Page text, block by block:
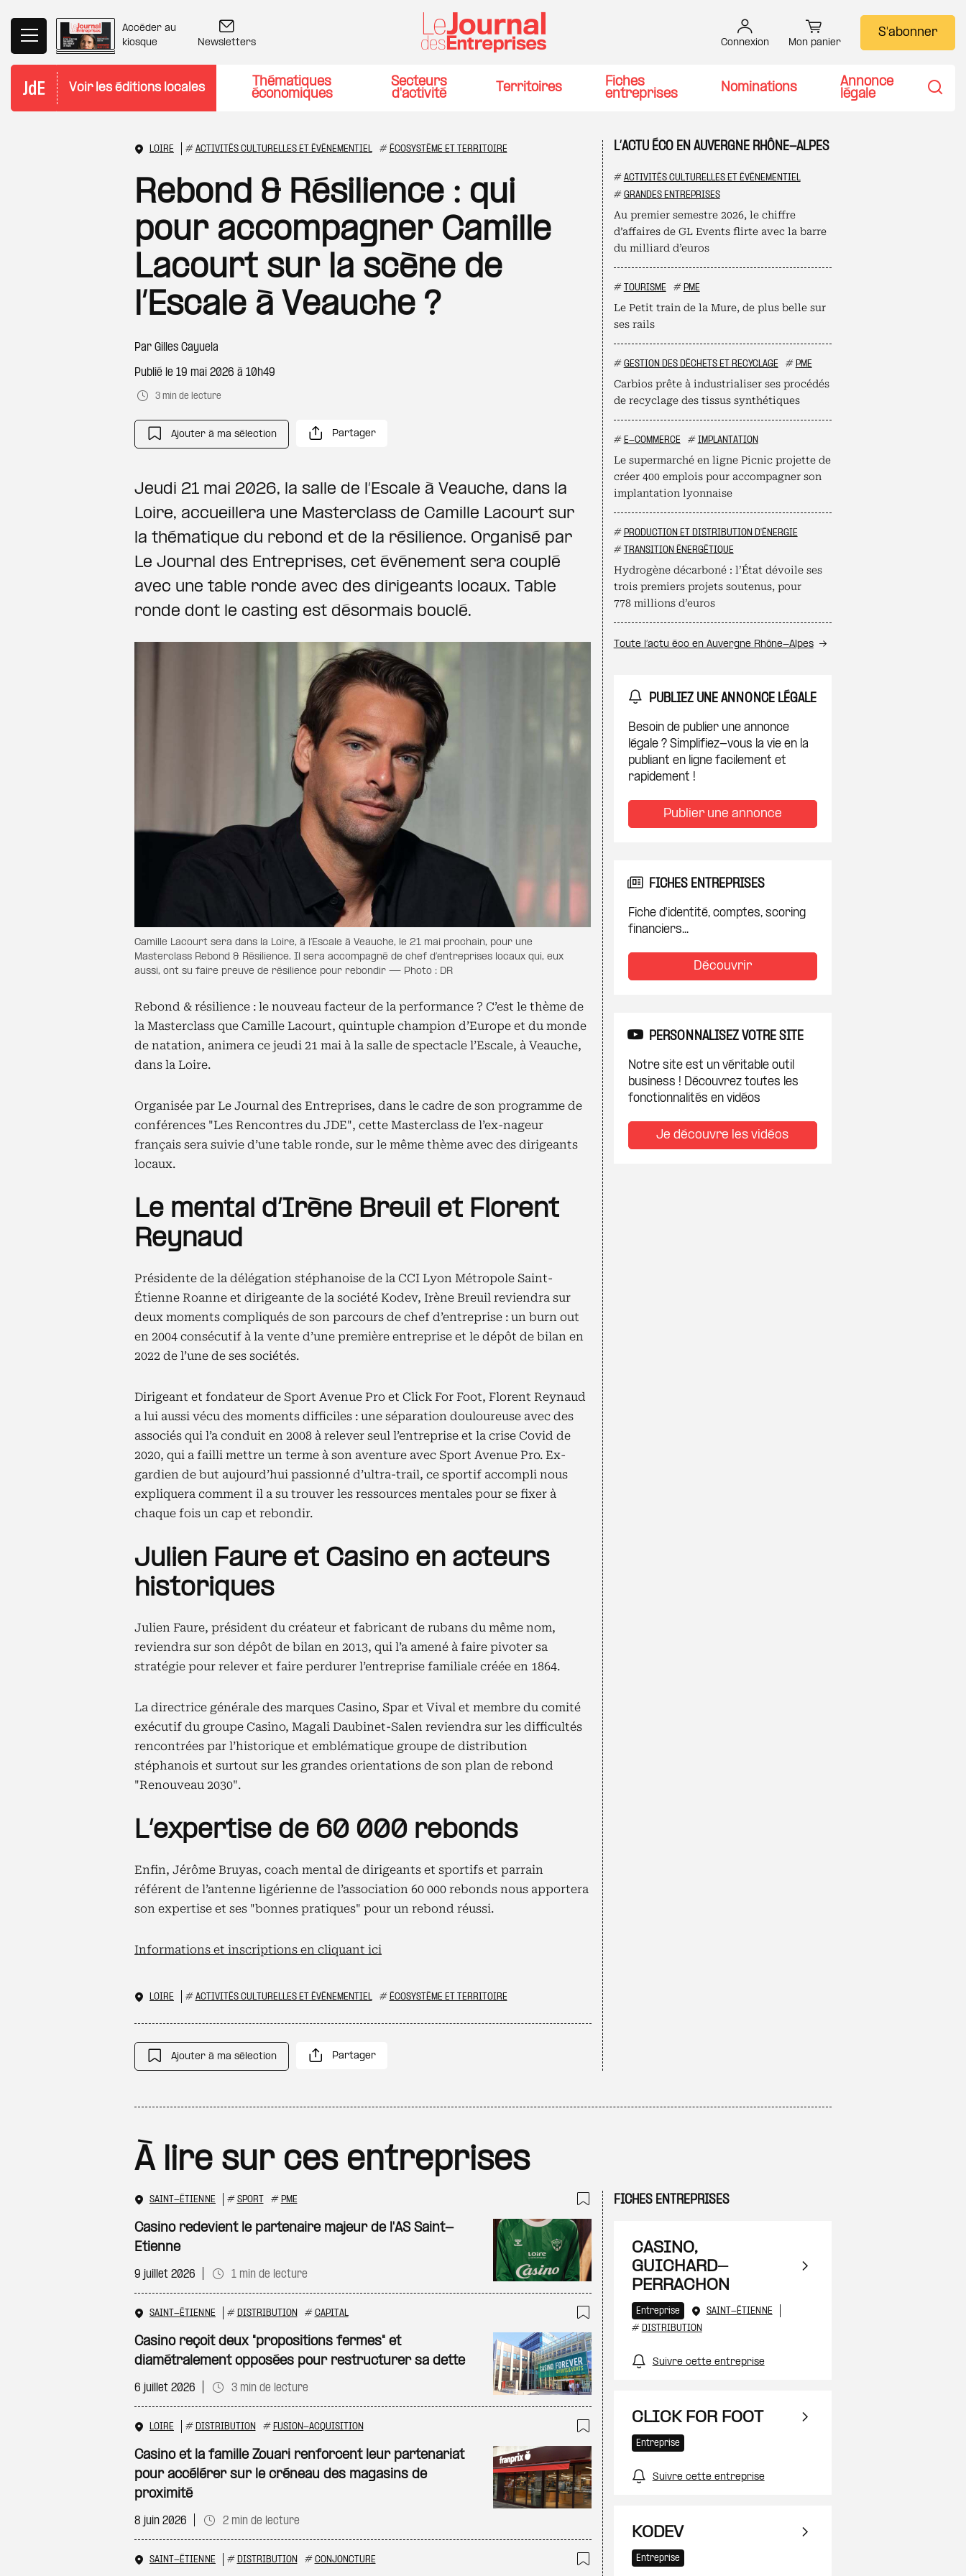
Accéder au
kiosque
Newsletters Connexion Mon panier
S'abonner
Voir les éditions locales
Thématiques
économiques
Secteurs
d'activité
Territoires
Fiches
entreprises
Nominations
Annonce
légale
LOIRE # ACTIVITÉS CULTURELLES ET ÉVÉNEMENTIEL # ÉCOSYSTÈME ET TERRITOIRE
Rebond & Résilience : qui
pour accompagner Camille
Lacourt sur la scène de
l’Escale à Veauche ?
Par Gilles Cayuela
Publié le 19 mai 2026 à 10h49
3 min de lecture
Ajouter à ma sélection Partager
Jeudi 21 mai 2026, la salle de l’Escale à Veauche, dans la
Loire, accueillera une Masterclass de Camille Lacourt sur
la thématique du rebond et de la résilience. Organisé par
Le Journal des Entreprises, cet événement sera couplé
avec une table ronde avec des dirigeants locaux. Table
ronde dont le casting est désormais bouclé.
Camille Lacourt sera dans la Loire, à l’Escale à Veauche, le 21 mai prochain, pour une
Masterclass Rebond & Résilience. Il sera accompagné de chef d’entreprises locaux qui, eux
aussi, ont su faire preuve de résilience pour rebondir — Photo : DR
Rebond & résilience : le nouveau facteur de la performance ? C’est le thème de
la Masterclass que Camille Lacourt, quintuple champion d’Europe et du monde
de natation, animera ce jeudi 21 mai à la salle de spectacle l’Escale, à Veauche,
dans la Loire.
Organisée par Le Journal des Entreprises, dans le cadre de son programme de
conférences "Les Rencontres du JDE", cette Masterclass de l’ex-nageur
français sera suivie d’une table ronde, sur le même thème avec des dirigeants
locaux.
Le mental d’Irène Breuil et Florent
Reynaud
Présidente de la délégation stéphanoise de la CCI Lyon Métropole Saint-
Étienne Roanne et dirigeante de la société Kodev, Irène Breuil reviendra sur
deux moments compliqués de son parcours de chef d’entreprise : un burn out
en 2004 consécutif à la vente d’une première entreprise et le dépôt de bilan en
2022 de l’une de ses sociétés.
Dirigeant et fondateur de Sport Avenue Pro et Click For Foot, Florent Reynaud
a lui aussi vécu des moments difficiles : une séparation douloureuse avec des
associés qui l’a conduit en 2008 à relever seul l’entreprise et la crise Covid de
2020, qui a failli mettre un terme à son aventure avec Sport Avenue Pro. Ex-
gardien de but aujourd’hui passionné d’ultra-trail, ce sportif accompli nous
expliquera comment il a su trouver les ressources mentales pour se fixer à
chaque fois un cap et rebondir.
Julien Faure et Casino en acteurs
historiques
Julien Faure, président du créateur et fabricant de rubans du même nom,
reviendra sur son dépôt de bilan en 2013, qui l’a amené à faire pivoter sa
stratégie pour relever et faire perdurer l’entreprise familiale créée en 1864.
La directrice générale des marques Casino, Spar et Vival et membre du comité
exécutif du groupe Casino, Magali Daubinet-Salen reviendra sur les difficultés
rencontrées par l’historique et emblématique groupe de distribution
stéphanois et surtout sur les grandes orientations de son plan de rebond
"Renouveau 2030".
L’expertise de 60 000 rebonds
Enfin, Jérôme Bruyas, coach mental de dirigeants et sportifs et parrain
référent de l’antenne ligérienne de l’association 60 000 rebonds nous apportera
son expertise et ses "bonnes pratiques" pour un rebond réussi.
Informations et inscriptions en cliquant ici
LOIRE # ACTIVITÉS CULTURELLES ET ÉVÉNEMENTIEL # ÉCOSYSTÈME ET TERRITOIRE
Ajouter à ma sélection Partager
L’ACTU ÉCO EN AUVERGNE RHÔNE-ALPES
# ACTIVITÉS CULTURELLES ET ÉVÉNEMENTIEL
# GRANDES ENTREPRISES
Au premier semestre 2026, le chiffre
d’affaires de GL Events flirte avec la barre
du milliard d’euros
# TOURISME # PME
Le Petit train de la Mure, de plus belle sur
ses rails
# GESTION DES DÉCHETS ET RECYCLAGE # PME
Carbios prête à industrialiser ses procédés
de recyclage des tissus synthétiques
# E-COMMERCE # IMPLANTATION
Le supermarché en ligne Picnic projette de
créer 400 emplois pour accompagner son
implantation lyonnaise
# PRODUCTION ET DISTRIBUTION D'ÉNERGIE
# TRANSITION ÉNERGÉTIQUE
Hydrogène décarboné : l’État dévoile ses
trois premiers projets soutenus, pour
778 millions d’euros
Toute l’actu éco en Auvergne Rhône-Alpes
PUBLIEZ UNE ANNONCE LÉGALE
Besoin de publier une annonce
légale ? Simplifiez-vous la vie en la
publiant en ligne facilement et
rapidement !
Publier une annonce
FICHES ENTREPRISES
Fiche d'identité, comptes, scoring
financiers...
Découvrir
PERSONNALISEZ VOTRE SITE
Notre site est un véritable outil
business ! Découvrez toutes les
fonctionnalités en vidéos
Je découvre les vidéos
À lire sur ces entreprises
SAINT-ÉTIENNE # SPORT # PME
Ajouter à ma sélection
Casino redevient le partenaire majeur de l'AS Saint-
Etienne
9 juillet 2026 1 min de lecture
SAINT-ÉTIENNE # DISTRIBUTION # CAPITAL
Ajouter à ma sélection
Casino reçoit deux "propositions fermes" et
diamétralement opposées pour restructurer sa dette
6 juillet 2026 3 min de lecture
LOIRE # DISTRIBUTION # FUSION-ACQUISITION
Ajouter à ma sélection
Casino et la famille Zouari renforcent leur partenariat
pour accélérer sur le créneau des magasins de
proximité
8 juin 2026 2 min de lecture
SAINT-ÉTIENNE # DISTRIBUTION # CONJONCTURE
FICHES ENTREPRISES
CASINO,
GUICHARD-
PERRACHON
Entreprise
SAINT-ÉTIENNE
# DISTRIBUTION
Suivre cette entreprise
CLICK FOR FOOT
Entreprise
Suivre cette entreprise
KODEV
Entreprise